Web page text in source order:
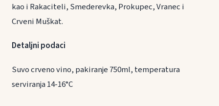
kao i Rakaciteli, Smederevka, Prokupec, Vranec i
Crveni Muškat.
Detaljni podaci
Suvo crveno vino, pakiranje 750ml, temperatura
serviranja 14-16°C